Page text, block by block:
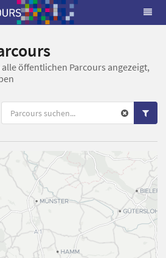
öffentlichen Parcours angezeigt,